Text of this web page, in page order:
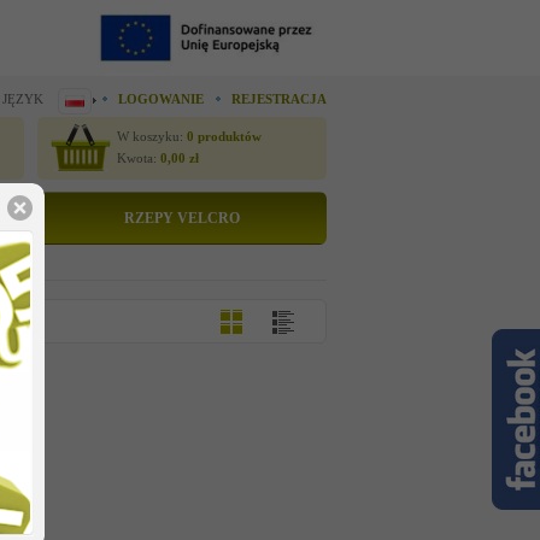
LOGOWANIE REJESTRACJA
W koszyku: 0 produktów
Kwota: 0,00 zł
RZEPY VELCRO